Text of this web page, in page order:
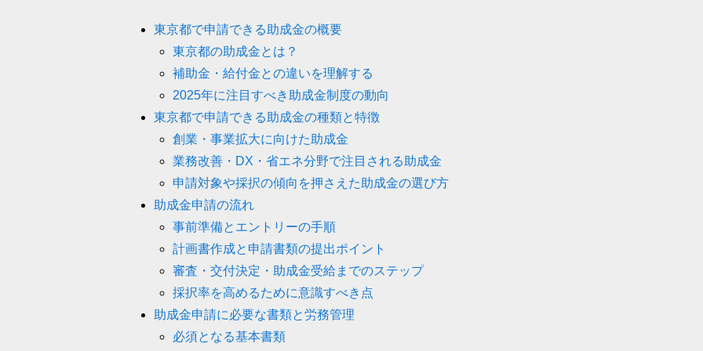
東京都で申請できる助成金の概要
東京都の助成金とは？
補助金・給付金との違いを理解する
2025年に注目すべき助成金制度の動向
東京都で申請できる助成金の種類と特徴
創業・事業拡大に向けた助成金
業務改善・DX・省エネ分野で注目される助成金
申請対象や採択の傾向を押さえた助成金の選び方
助成金申請の流れ
事前準備とエントリーの手順
計画書作成と申請書類の提出ポイント
審査・交付決定・助成金受給までのステップ
採択率を高めるために意識すべき点
助成金申請に必要な書類と労務管理
必須となる基本書類